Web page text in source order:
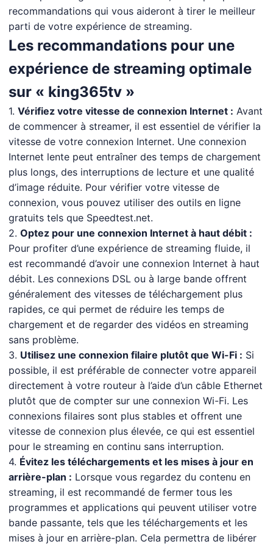
recommandations qui vous aideront à tirer le meilleur
parti de votre expérience de streaming.
Les recommandations pour une
expérience de streaming optimale
sur « king365tv »
1. Vérifiez votre vitesse de connexion Internet : Avant
de commencer à streamer, il est essentiel de vérifier la
vitesse de votre connexion Internet. Une connexion
Internet lente peut entraîner des temps de chargement
plus longs, des interruptions de lecture et une qualité
d’image réduite. Pour vérifier votre vitesse de
connexion, vous pouvez utiliser des outils en ligne
gratuits tels que Speedtest.net.
2. Optez pour une connexion Internet à haut débit :
Pour profiter d’une expérience de streaming fluide, il
est recommandé d’avoir une connexion Internet à haut
débit. Les connexions DSL ou à large bande offrent
généralement des vitesses de téléchargement plus
rapides, ce qui permet de réduire les temps de
chargement et de regarder des vidéos en streaming
sans problème.
3. Utilisez une connexion filaire plutôt que Wi-Fi : Si
possible, il est préférable de connecter votre appareil
directement à votre routeur à l’aide d’un câble Ethernet
plutôt que de compter sur une connexion Wi-Fi. Les
connexions filaires sont plus stables et offrent une
vitesse de connexion plus élevée, ce qui est essentiel
pour le streaming en continu sans interruption.
4. Évitez les téléchargements et les mises à jour en
arrière-plan : Lorsque vous regardez du contenu en
streaming, il est recommandé de fermer tous les
programmes et applications qui peuvent utiliser votre
bande passante, tels que les téléchargements et les
mises à jour en arrière-plan. Cela permettra de libérer